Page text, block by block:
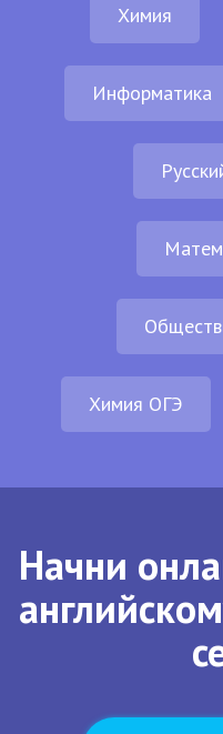
Химия
Информатика
Химия ОГЭ
Начни